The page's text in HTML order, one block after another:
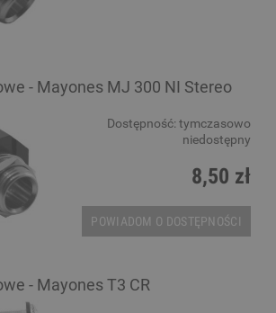
- Mayones MJ 300 NI Stereo
Dostępność: tymczasowo
niedostępny
8,50 zł
POWIADOM O DOSTĘPNOŚCI
- Mayones T3 CR